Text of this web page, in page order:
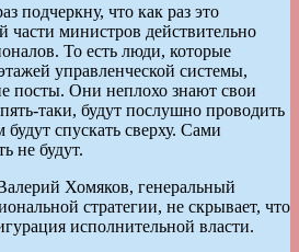
подчеркну, что как раз это
части министров действительно
То есть люди, которые
управленческой системы,
посты. Они неплохо знают свои
таки, будут послушно проводить
спускать сверху. Сами
не будут.
Хомяков, генеральный
стратегии, не скрывает, что
исполнительной власти.